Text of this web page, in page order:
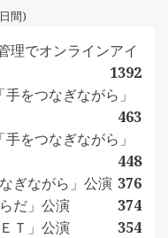
間)
理でオンラインアイ
1392
をつなぎながら」
463
をつなぎながら」
448
ぎながら」公演 376
だ」公演
374
Ｔ」公演
354